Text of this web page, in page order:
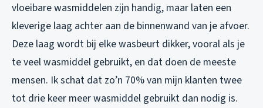
vloeibare wasmiddelen zijn handig, maar laten een
kleverige laag achter aan de binnenwand van je afvoer.
Deze laag wordt bij elke wasbeurt dikker, vooral als je
te veel wasmiddel gebruikt, en dat doen de meeste
mensen. Ik schat dat zo’n 70% van mijn klanten twee
tot drie keer meer wasmiddel gebruikt dan nodig is.